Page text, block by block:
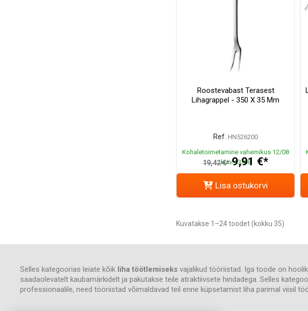
Roostevabast Terasest
Lihagrappel - 350 X 35 Mm
Ref. HN526200
Kohaletoimetamine vahemikus 12/08
kuni 13/08
19,42 €* 9,91 €*
Lisa ostukorvi
Kuvatakse 1–24 toodet (kokku 35)
Selles kategoorias leiate kõik liha töötlemiseks vajalikud tööriistad. Iga toode on
saadaolevatelt kaubamärkidelt ja pakutakse teile atraktiivsete hindadega. Selles
professionaalile, need tööriistad võimaldavad teil enne küpsetamist liha parimal viisil